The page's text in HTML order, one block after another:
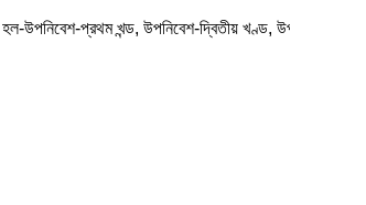
উপনিবেশ-প্রথম খন্ড, উপনিবেশ-দ্বিতীয় খণ্ড, উপনিবেশ-